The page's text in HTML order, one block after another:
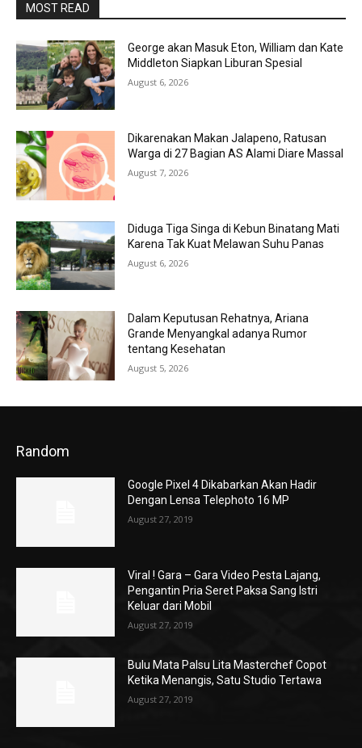
MOST READ
George akan Masuk Eton, William dan Kate
Middleton Siapkan Liburan Spesial
August 6, 2026
Dikarenakan Makan Jalapeno, Ratusan
Warga di 27 Bagian AS Alami Diare Massal
August 7, 2026
Diduga Tiga Singa di Kebun Binatang Mati
Karena Tak Kuat Melawan Suhu Panas
August 6, 2026
Dalam Keputusan Rehatnya, Ariana
Grande Menyangkal adanya Rumor
tentang Kesehatan
August 5, 2026
Random
Google Pixel 4 Dikabarkan Akan Hadir
Dengan Lensa Telephoto 16 MP
August 27, 2019
Viral ! Gara – Gara Video Pesta Lajang,
Pengantin Pria Seret Paksa Sang Istri
Keluar dari Mobil
August 27, 2019
Bulu Mata Palsu Lita Masterchef Copot
Ketika Menangis, Satu Studio Tertawa
August 27, 2019